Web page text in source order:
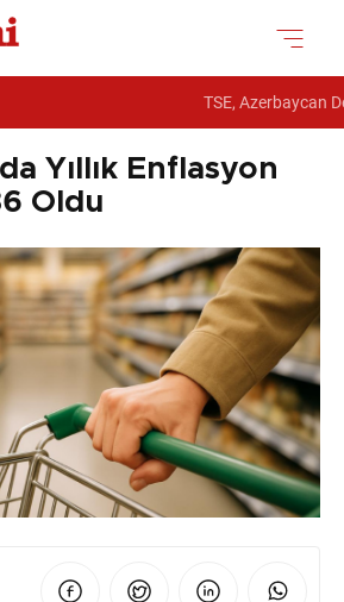
TSE, Azerbaycan
Yıllık Enflasyon
Oldu